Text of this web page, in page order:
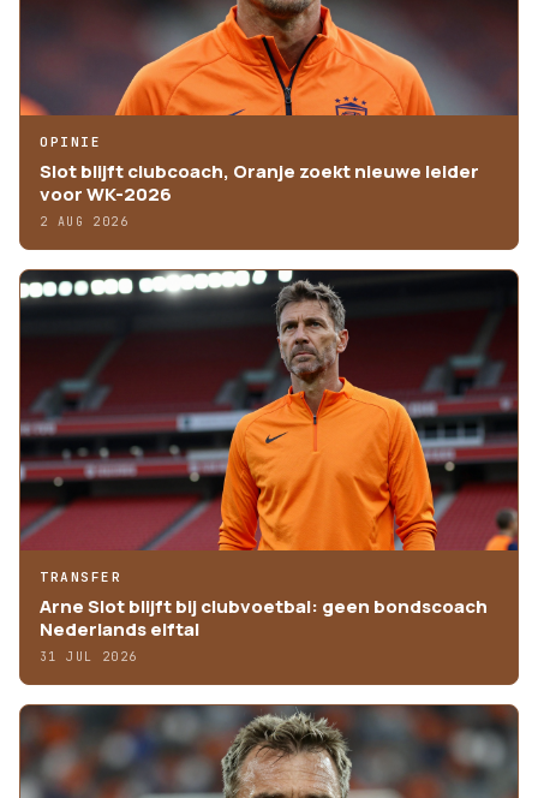
OPINIE
Slot blijft clubcoach, Oranje zoekt nieuwe leider
voor WK-2026
2 AUG 2026
TRANSFER
Arne Slot blijft bij clubvoetbal: geen bondscoach
Nederlands elftal
31 JUL 2026